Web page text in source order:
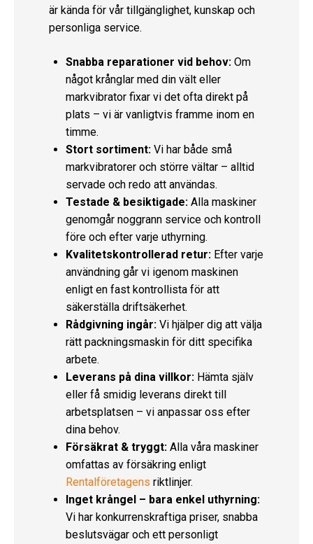
är kända för vår tillgänglighet, kunskap och
personliga service.
Snabba reparationer vid behov: Om
något krånglar med din vält eller
markvibrator fixar vi det ofta direkt på
plats – vi är vanligtvis framme inom en
timme.
Stort sortiment: Vi har både små
markvibratorer och större vältar – alltid
servade och redo att användas.
Testade & besiktigade: Alla maskiner
genomgår noggrann service och kontroll
före och efter varje uthyrning.
Kvalitetskontrollerad retur: Efter varje
användning går vi igenom maskinen
enligt en fast kontrollista för att
säkerställa driftsäkerhet.
Rådgivning ingår: Vi hjälper dig att välja
rätt packningsmaskin för ditt specifika
arbete.
Leverans på dina villkor: Hämta själv
eller få smidig leverans direkt till
arbetsplatsen – vi anpassar oss efter
dina behov.
Försäkrat & tryggt: Alla våra maskiner
omfattas av försäkring enligt
Rentalföretagens riktlinjer.
Inget krångel – bara enkel uthyrning:
Vi har konkurrenskraftiga priser, snabba
beslutsvägar och ett personligt